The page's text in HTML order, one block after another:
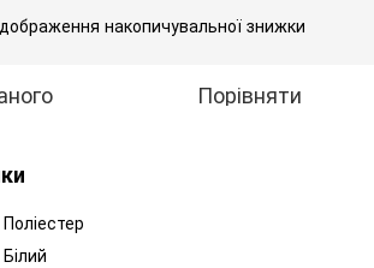
накопичувальної знижки
Порівняти
Поліестер
Білий